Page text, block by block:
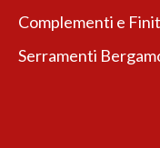
Complementi e
Serramenti